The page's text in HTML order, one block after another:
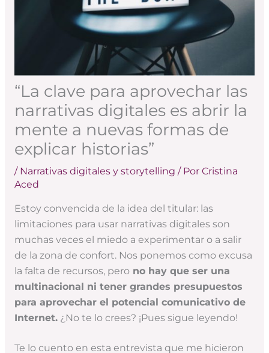
“La clave para aprovechar las
narrativas digitales es abrir la
mente a nuevas formas de
explicar historias”
/ Narrativas digitales y storytelling / Por Cristina
Aced
Estoy convencida de la idea del titular: las
limitaciones para usar narrativas digitales son
muchas veces el miedo a experimentar o a salir
de la zona de confort. Nos ponemos como excusa
la falta de recursos, perono hay que ser una
multinacional ni tener grandes presupuestos
para aprovechar el potencial comunicativo de
Internet.¿No te lo crees? ¡Pues sigue leyendo!
Te lo cuento en esta entrevista que me hicieron